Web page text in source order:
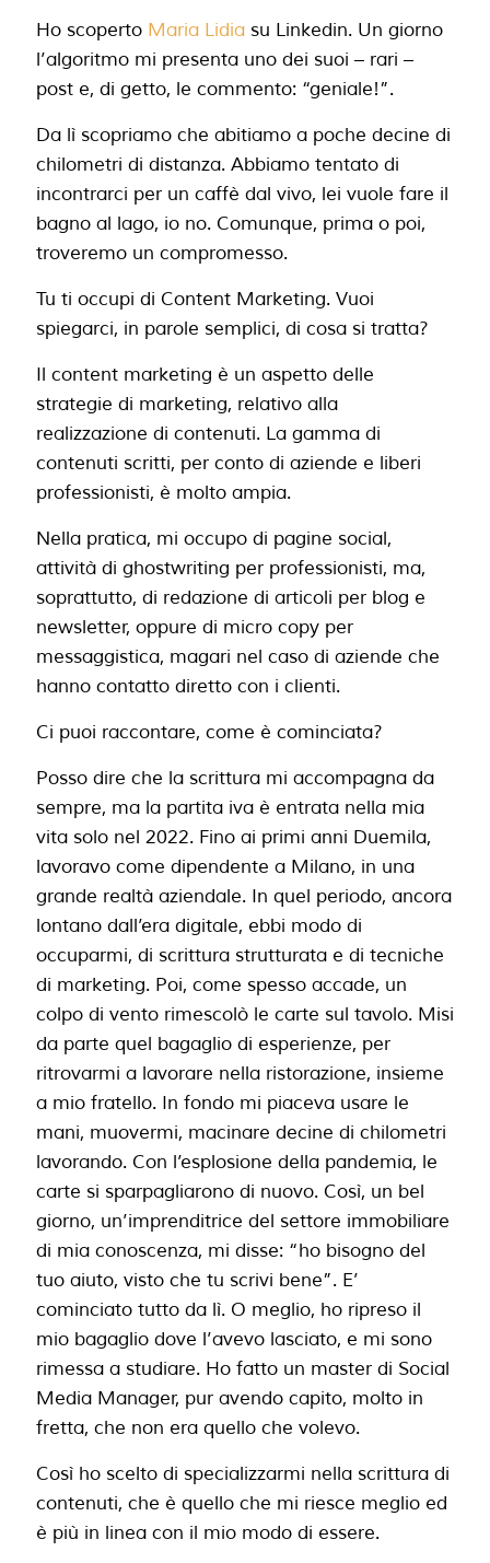
Ho scoperto Maria Lidia su Linkedin. Un giorno
l’algoritmo mi presenta uno dei suoi – rari –
post e, di getto, le commento: “geniale!”.
Da lì scopriamo che abitiamo a poche decine di
chilometri di distanza. Abbiamo tentato di
incontrarci per un caffè dal vivo, lei vuole fare il
bagno al lago, io no. Comunque, prima o poi,
troveremo un compromesso.
Tu ti occupi di Content Marketing. Vuoi
spiegarci, in parole semplici, di cosa si tratta?
Il content marketing è un aspetto delle
strategie di marketing, relativo alla
realizzazione di contenuti. La gamma di
contenuti scritti, per conto di aziende e liberi
professionisti, è molto ampia.
Nella pratica, mi occupo di pagine social,
attività di ghostwriting per professionisti, ma,
soprattutto, di redazione di articoli per blog e
newsletter, oppure di micro copy per
messaggistica, magari nel caso di aziende che
hanno contatto diretto con i clienti.
Ci puoi raccontare, come è cominciata?
Posso dire che la scrittura mi accompagna da
sempre, ma la partita iva è entrata nella mia
vita solo nel 2022. Fino ai primi anni Duemila,
lavoravo come dipendente a Milano, in una
grande realtà aziendale. In quel periodo, ancora
lontano dall’era digitale, ebbi modo di
occuparmi, di scrittura strutturata e di tecniche
di marketing. Poi, come spesso accade, un
colpo di vento rimescolò le carte sul tavolo. Misi
da parte quel bagaglio di esperienze, per
ritrovarmi a lavorare nella ristorazione, insieme
a mio fratello. In fondo mi piaceva usare le
mani, muovermi, macinare decine di chilometri
lavorando. Con l’esplosione della pandemia, le
carte si sparpagliarono di nuovo. Così, un bel
giorno, un’imprenditrice del settore immobiliare
di mia conoscenza, mi disse: “ho bisogno del
tuo aiuto, visto che tu scrivi bene”. E’
cominciato tutto da lì. O meglio, ho ripreso il
mio bagaglio dove l’avevo lasciato, e mi sono
rimessa a studiare. Ho fatto un master di Social
Media Manager, pur avendo capito, molto in
fretta, che non era quello che volevo.
Così ho scelto di specializzarmi nella scrittura di
contenuti, che è quello che mi riesce meglio ed
è più in linea con il mio modo di essere.